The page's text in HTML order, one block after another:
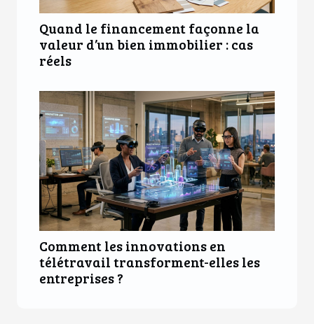
Quand le financement façonne la
valeur d’un bien immobilier : cas
réels
Comment les innovations en
télétravail transforment-elles les
entreprises ?